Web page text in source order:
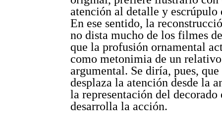
atención al detalle y escrúpulo
En ese sentido, la
no dista mucho de los filmes
que la profusión ornamental
como metonimia de un
argumental. Se diría, pues,
desplaza la atención desde la
la representación del decorado
desarrolla la acción.